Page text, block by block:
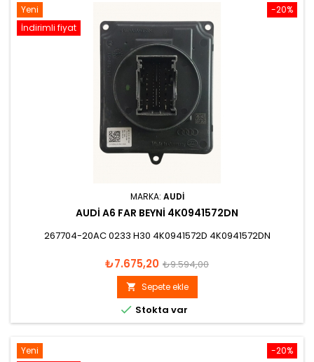
-20%
Yeni
İndirimli fiyat
MARKA: AUDI
AUDİ A6 FAR BEYNİ 4K0941572DN
267704-20AC 0233 H30 4K0941572D 4K0941572DN
Fiyat
₺7.675,20 Normal
fiyat
₺9.594,00
 Sepete ekle
 Stokta var
-20%
Yeni